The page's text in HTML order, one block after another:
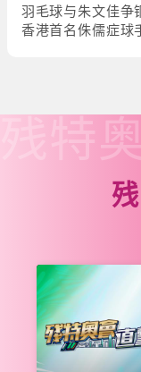
羽毛球与朱文佳
香港首名侏儒症球
残特